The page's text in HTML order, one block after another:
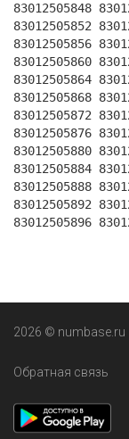
83012505848
83012505852
83012505856
83012505860
83012505864
83012505868
83012505872
83012505876
83012505880
83012505884
83012505888
83012505892
83012505896
2026 © numbase.ru
Обратная связь